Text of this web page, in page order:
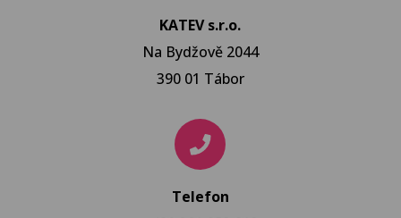
KATEV s.r.o.
Na Bydžově 2044
390 01 Tábor
Telefon